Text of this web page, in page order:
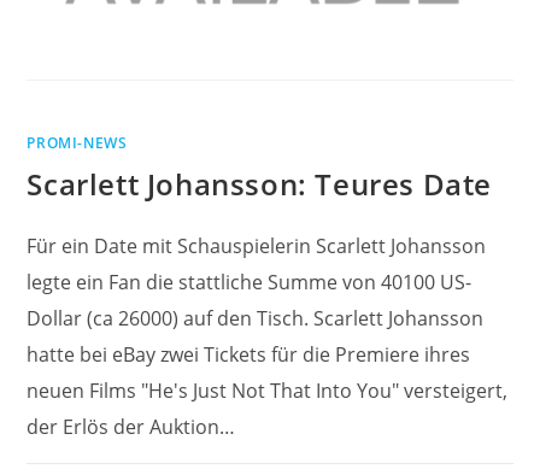
PROMI-NEWS
Scarlett Johansson: Teures Date
Für ein Date mit Schauspielerin Scarlett Johansson
legte ein Fan die stattliche Summe von 40100 US-
Dollar (ca 26000) auf den Tisch. Scarlett Johansson
hatte bei eBay zwei Tickets für die Premiere ihres
neuen Films "He's Just Not That Into You" versteigert,
der Erlös der Auktion…